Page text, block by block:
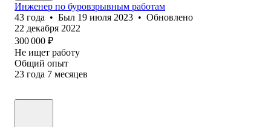
Инженер по буровзрывным работам
43 года • Был 19 июля 2023 • Обновлено
22 декабря 2022
300 000 ₽
Не ищет работу
Общий опыт
23 года 7 месяцев